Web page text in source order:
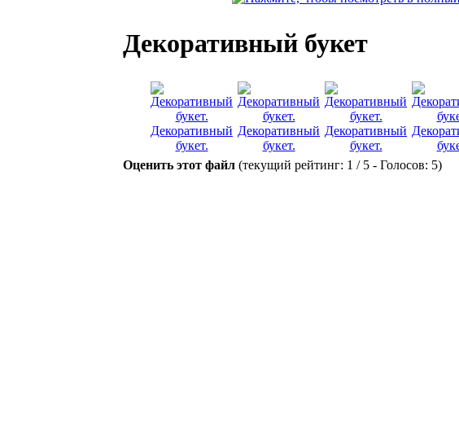
Декоративный букет
Декоративный
букет.
Декоративный
букет.
Декоративный
букет.
Оценить этот файл (текущий рейтинг: 1 / 5 - Голосов: 5)